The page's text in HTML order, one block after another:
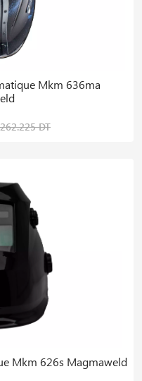
Mkm 636ma
262.225 DT
Mkm 626s Magmaweld